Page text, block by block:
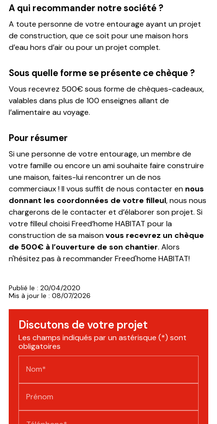
A qui recommander notre société ?
A toute personne de votre entourage ayant un projet
de construction, que ce soit pour une maison hors
d’eau hors d’air ou pour un projet complet.
Sous quelle forme se présente ce chèque ?
Vous recevrez 500€ sous forme de chèques-cadeaux,
valables dans plus de 100 enseignes allant de
l’alimentaire au voyage.
Pour résumer
Si une personne de votre entourage, un membre de
votre famille ou encore un ami souhaite faire construire
une maison, faites-lui rencontrer un de nos
commerciaux ! Il vous suffit de nous contacter en nous
donnant les coordonnées de votre filleul, nous nous
chargerons de le contacter et d’élaborer son projet. Si
votre filleul choisi Freed’home HABITAT pour la
construction de sa maisonvous recevrez un chèque
de 500€ à l’ouverture de son chantier. Alors
n'hésitez pas à recommander Freed'home HABITAT!
Publié le : 20/04/2020
Mis à jour le : 08/07/2026
Discutons de votre projet
Les champs indiqués par un astérisque (*) sont
obligatoires
Nom*
Prénom